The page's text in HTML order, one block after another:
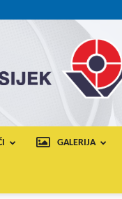
GALERIJA